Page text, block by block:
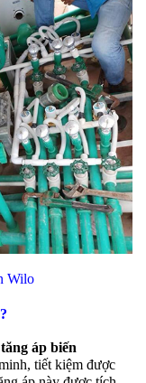
Wilo
áp biến
tiết kiệm được